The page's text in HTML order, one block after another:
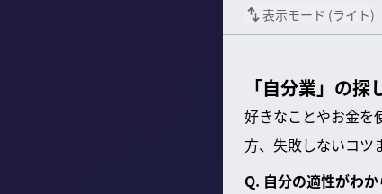
表示モード (ライト)
「自分業」の
好きなことやお金を
方、失敗しないコツ
Q. 自分の適性がわ